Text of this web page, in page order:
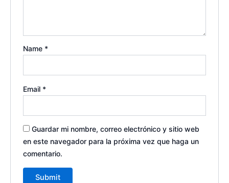
Name *
Email *
Guardar mi nombre, correo electrónico y sitio web
en este navegador para la próxima vez que haga un
comentario.